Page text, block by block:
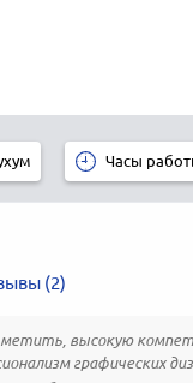
Часы
(2)
высокую
графических